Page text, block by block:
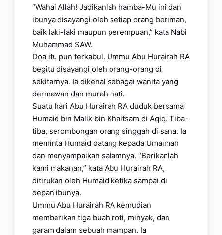
“Wahai Allah! Jadikanlah hamba-Mu ini dan
ibunya disayangi oleh setiap orang beriman,
baik laki-laki maupun perempuan,” kata Nabi
Muhammad SAW.
Doa itu pun terkabul. Ummu Abu Hurairah RA
begitu disayangi oleh orang-orang di
sekitarnya. Ia dikenal sebagai wanita yang
dermawan dan murah hati.
Suatu hari Abu Hurairah RA duduk bersama
Humaid bin Malik bin Khaitsam di Aqiq. Tiba-
tiba, serombongan orang singgah di sana. Ia
meminta Humaid datang kepada Umaimah
dan menyampaikan salamnya. “Berikanlah
kami makanan,” kata Abu Hurairah RA,
ditirukan oleh Humaid ketika sampai di
depan ibunya.
Ummu Abu Hurairah RA kemudian
memberikan tiga buah roti, minyak, dan
garam dalam sebuah mampan. Ia